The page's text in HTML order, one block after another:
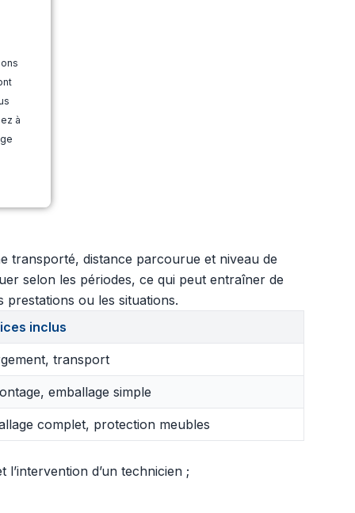
à
transporté, distance parcourue et niveau de
selon les périodes, ce qui peut entraîner de
ou les situations.
inclus
transport
emballage simple
complet, protection meubles
d’un technicien ;